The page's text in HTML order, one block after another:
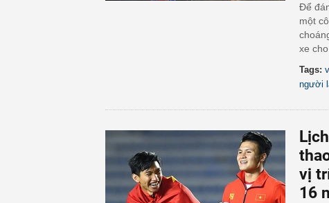
Để
một
xe
Tags:
người
vị
16